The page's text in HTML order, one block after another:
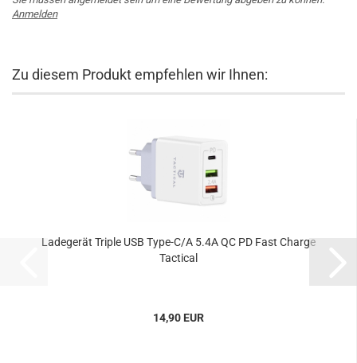
Anmelden
Zu diesem Produkt empfehlen wir Ihnen:
Ladegerät Triple USB Type-C/A 5.4A QC PD Fast Charge
Tactical
14,90 EUR